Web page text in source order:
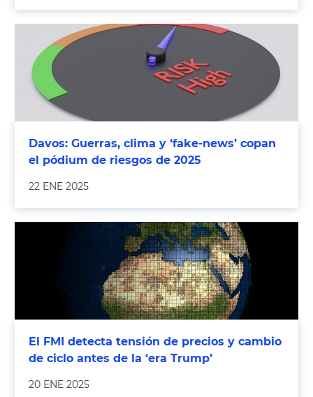
Davos: Guerras, clima y ‘fake-news’ copan
el pódium de riesgos de 2025
22 ENE 2025
El FMI detecta tensión de precios y cambio
de ciclo antes de la ‘era Trump’
20 ENE 2025